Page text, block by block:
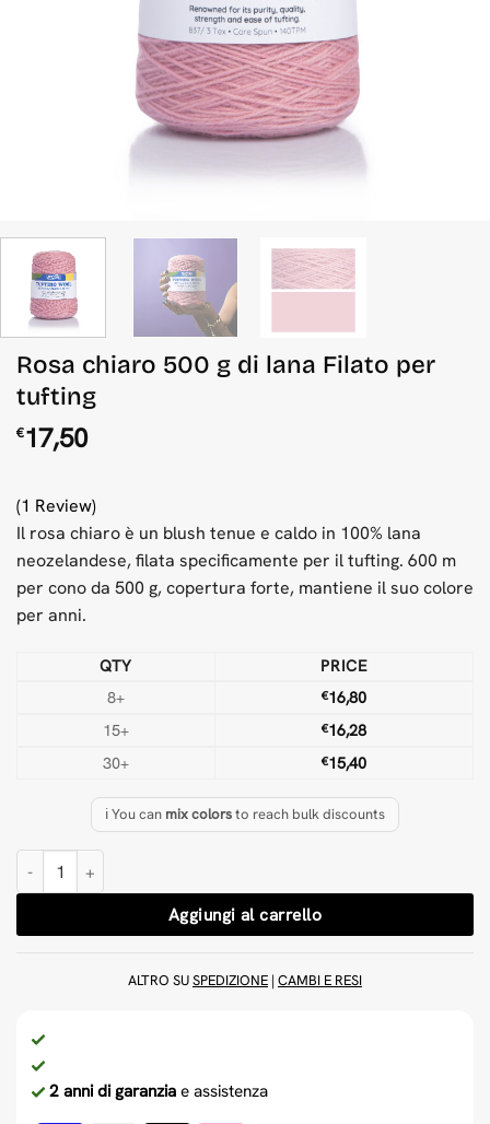
Rosa chiaro 500 g di lana Filato per
tufting
€17,50
(1 Review)
Il rosa chiaro è un blush tenue e caldo in 100% lana
neozelandese, filata specificamente per il tufting. 600 m
per cono da 500 g, copertura forte, mantiene il suo colore
per anni.
QTY
PRICE
8+
€16,80
15+
€16,28
30+
€15,40
ℹ️ You can mix colorsto reach bulk discounts
Rosa chiaro 500 g di lana Filato per tufting quantità
Aggiungi al carrello
ALTRO SUSPEDIZIONE | CAMBI E RESI
2 anni di garanzia e assistenza